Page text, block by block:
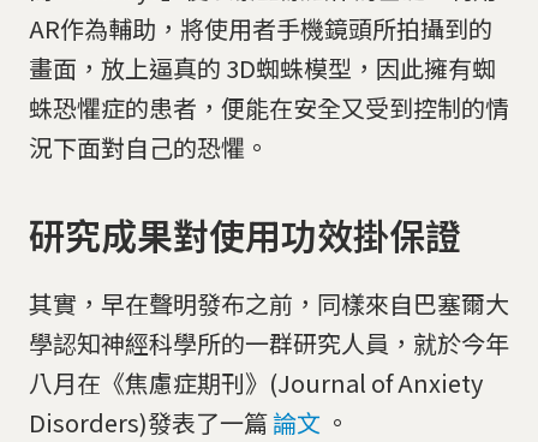
AR作為輔助，將使用者手機鏡頭所拍攝到的
畫面，放上逼真的 3D蜘蛛模型，因此擁有蜘
蛛恐懼症的患者，便能在安全又受到控制的情
況下面對自己的恐懼。
研究成果對使用功效掛保證
其實，早在聲明發布之前，同樣來自巴塞爾大
學認知神經科學所的一群研究人員，就於今年
八月在《焦慮症期刊》(Journal of Anxiety
Disorders)發表了一篇論文 。